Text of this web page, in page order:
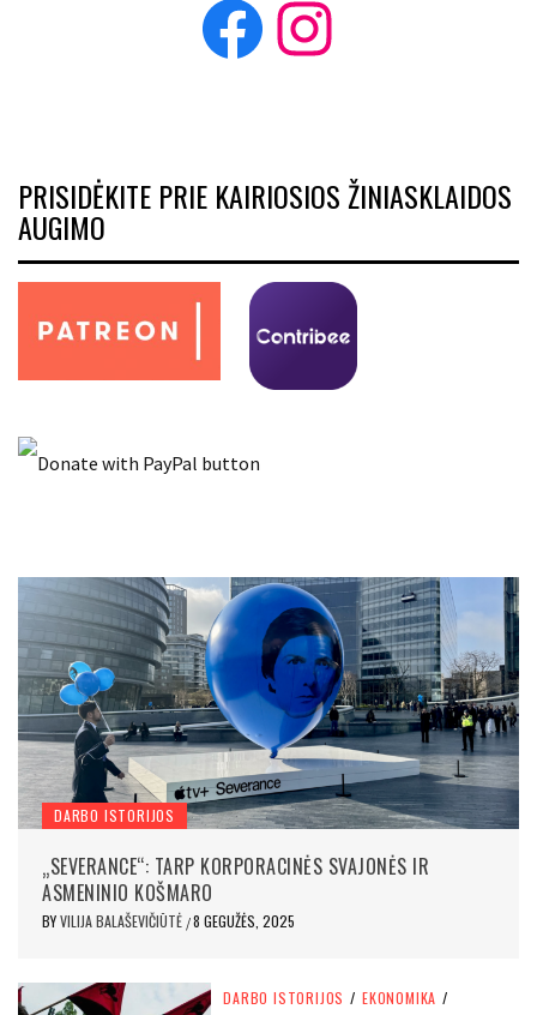
Facebook
Instagram
PRISIDĖKITE PRIE KAIRIOSIOS ŽINIASKLAIDOS
AUGIMO
DARBO ISTORIJOS
„SEVERANCE“: TARP KORPORACINĖS SVAJONĖS IR
ASMENINIO KOŠMARO
BYVILIJA BALAŠEVIČIŪTĖ /8 GEGUŽĖS, 2025
DARBO ISTORIJOS / EKONOMIKA /